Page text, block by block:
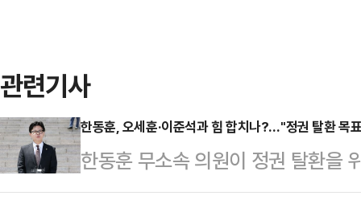
관련기사
한동훈, 오세훈·이준석과 힘 합치나?…"정권 탈환 목
한동훈 무소속 의원이 정권 탈환을
혁신당 대표 등 보수 정치인과 협